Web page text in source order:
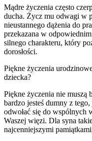
Mądre życzenia często
ducha. Życz mu odwagi w
nieustannego dążenia do
przekazana w
silnego charakteru, który
dorosłości.
Piękne życzenia
dziecka?
Piękne życzenia nie muszą
bardzo jesteś dumny z
odwołać się do wspólnych
Waszej więzi. Dla syna
najcenniejszymi